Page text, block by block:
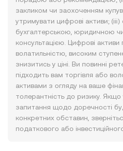
закликом чи заохоченням
утримувати цифрові активи; (iii)
бухгалтерською, юридичною
консультацією. Цифрові активи
волатильністю, високим
знизитись у ціні. Ви повинні
підходить вам торгівля або
активами з огляду на ваше
толерантність до ризику. Якщо
запитання щодо доречності
конкретних обставин,
податкового або